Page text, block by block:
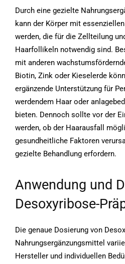
Durch eine gezielte
kann der Körper mit
werden, die für die Zellteilung
Haarfollikeln notwendig sind.
mit anderen
Biotin, Zink oder Kieselerde
ergänzende Unterstützung für
werdendem Haar oder
bieten. Dennoch sollte vor der
werden, ob der Haarausfall
gesundheitliche Faktoren
gezielte Behandlung erfordern.
Anwendung und
Desoxyribose-
Die genaue Dosierung von
Nahrungsergänzungsmittel
Hersteller und individuellen